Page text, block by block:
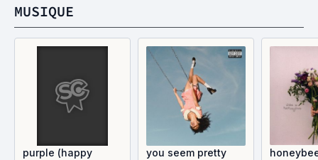
MUSIQUE
purple (happy
you seem pretty